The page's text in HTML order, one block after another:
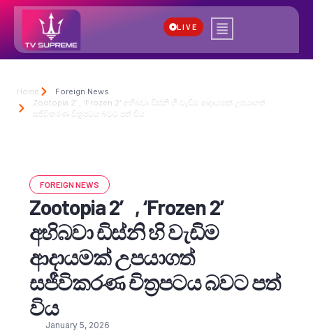
LIVE
Home
Foreign News
Zootopia 2′ , ‘Frozen 2’ අභිබවා ඩිස්නි හි වැඩිම ආදායමක් උපයාගත්
සජීවිකරණ චිත්‍රපටය බවට පත් විය
FOREIGN NEWS
Zootopia 2′ , ‘Frozen 2’
අභිබවා ඩිස්නි හි වැඩිම
ආදායමක් උපයාගත්
සජීවිකරණ චිත්‍රපටය බවට පත්
විය
January 5, 2026